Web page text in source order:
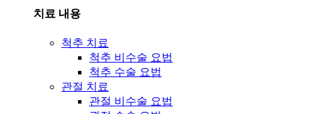
치료 내용
척추 치료
척추 비수술 요법
척추 수술 요법
관절 치료
관절 비수술 요법